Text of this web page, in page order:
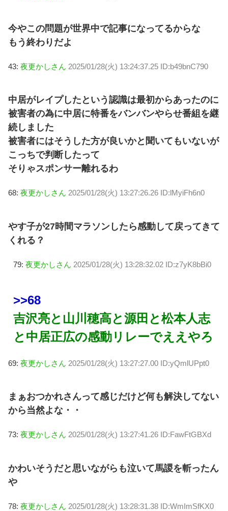
今やこの問題が世界中で記事になってるからな
もう終わりだよ
43: 夜更かしさん 2025/01/28(火) 13:24:37.25 ID:b49bnC790
中居がレイプしたという認識は最初からあったのに
被害者の為に中居に特番をバンバンやらせ番組を継
続しました
被害者にはそうした方が良いかと聞いてもいないが
こっちで判断したって
そりゃスポンサー離れるわ
68: 夜更かしさん 2025/01/28(火) 13:27:26.26 ID:lMyiFh6n0
やす子が27時間マラソンしたら感動して戻ってきて
くれる？
79: 夜更かしさん 2025/01/28(火) 13:28:32.02 ID:z7yK8bBi0
>>68
吉沢亮と山川穂高と源田と松本人志
と中居正広の感動リレーでええやろ
69: 夜更かしさん 2025/01/28(火) 13:27:27.00 ID:yQmlUPpt0
まぁおつかれさんって感じだけど何も解決してない
から当然よな・・
73: 夜更かしさん 2025/01/28(火) 13:27:41.26 ID:FawFtGBXd
かわいそうだと思いながらも泣いて馬謖を斬ったん
や
78: 夜更かしさん 2025/01/28(火) 13:28:31.38 ID:WmImSfKX0